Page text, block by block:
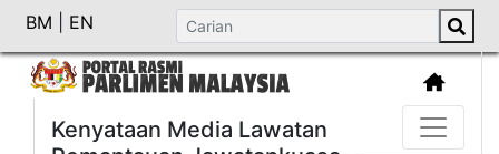
BM EN
Kenyataan Media Lawatan